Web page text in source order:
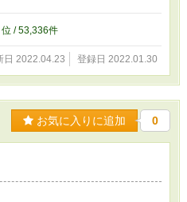
位 / 53,336件
日 2022.04.23 登録日 2022.01.30
お気に入りに追加 0